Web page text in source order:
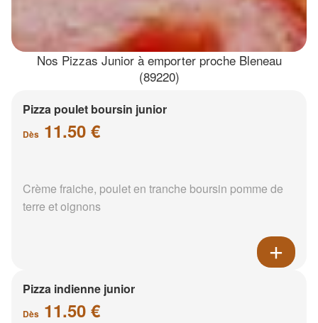
Nos Pizzas Junior à emporter proche Bleneau
(89220)
Pizza poulet boursin junior
Dès 11.50 €
Crème fraiche, poulet en tranche boursin pomme de
terre et oignons
Pizza indienne junior
Dès 11.50 €